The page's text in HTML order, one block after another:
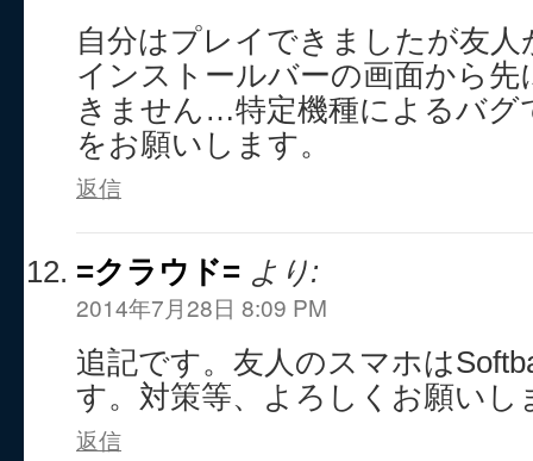
自分はプレイできましたが友
インストールバーの画面から
きません…特定機種によるバグ
をお願いします。
返信
=クラウド= より:
2014年7月28日 8:09 PM
追記です。友人のスマホは
す。対策等、よろしくお願いし
返信